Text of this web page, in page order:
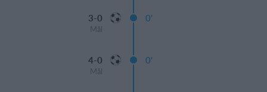
3-0
Mål
0'
4-0
Mål
0'